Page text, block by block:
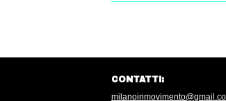
CONTATTI: